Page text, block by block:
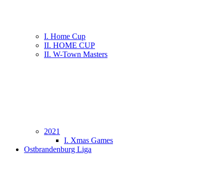
I. Home Cup
II. HOME CUP
II. W-Town Masters
2021
I. Xmas Games
Ostbrandenburg Liga